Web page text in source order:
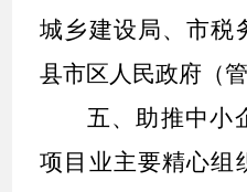
城乡建设局、市税
县市区人民政府（管
五、助推中小
项目业主要精心组